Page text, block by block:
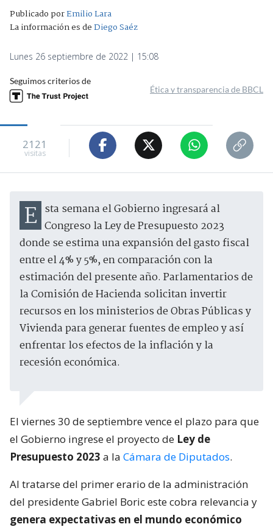
Publicado porEmilio Lara
La información es deDiego Saéz
Lunes 26 septiembre de 2022 | 15:08
Seguimos criterios de
Ética y transparencia de BBCL
2121
visitas
Esta semana el Gobierno ingresará al Congreso la Ley de Presupuesto 2023
donde se estima una expansión del gasto fiscal
entre el 4% y 5%, en comparación con la
estimación del presente año. Parlamentarios de
la Comisión de Hacienda solicitan invertir
recursos en los ministerios de Obras Públicas y
Vivienda para generar fuentes de empleo y así
enfrentar los efectos de la inflación y la
recesión económica.
El viernes 30 de septiembre vence el plazo para que
el Gobierno ingrese el proyecto de Ley de
Presupuesto 2023 a la Cámara de Diputados.
Al tratarse del primer erario de la administración
del presidente Gabriel Boric este cobra relevancia y
genera expectativas en el mundo económico